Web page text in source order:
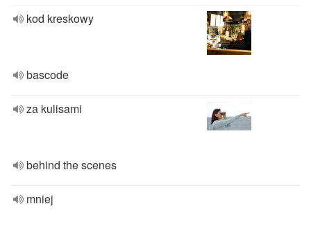
kod kreskowy
bascode
za kulisami
behind the scenes
mniej